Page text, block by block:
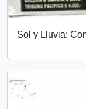
Sol y Lluvia: